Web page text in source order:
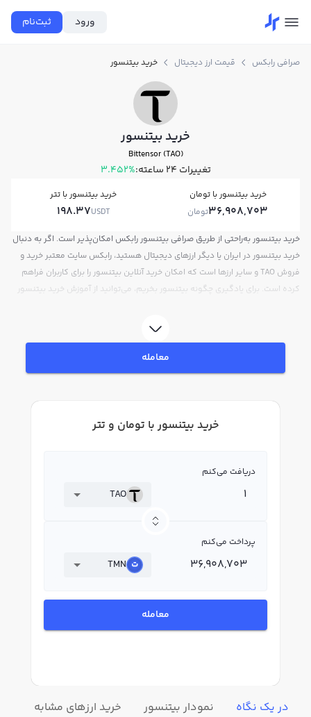
ورود ثبت‌نام
صرافی رابکس قیمت ارز دیجیتال خرید بیتنسور
خرید بیتنسور
Bittensor (TAO)
تغییرات ۲۴ ساعته: 3.452%
خرید بیتنسور با تومان
36,908,703تومان
خرید بیتنسور با تتر
198.37USDT
خرید بیتنسور به‌راحتی از طریق صرافی بیتنسور رابکس امکان‌پذیر است. اگر به دنبال
خرید بیتنسور در ایران یا دیگر ارزهای دیجیتال هستید، رابکس سایت معتبر خرید و
فروش TAO و سایر ارزها است که امکان خرید آنلاین بیتنسور را برای کاربران فراهم
کرده است. برای یادگیری چگونه بیتنسور بخریم، می‌توانید از آموزش خرید بیتنسور
بپردازید. در بازار رابکس، قیمت لحظه‌ای، نمودار و امکانات فروش بیتنسور نیز در
دسترس شما قرار دارد تا بتوانید تصمیمات بهتری در معاملات خود بگیرید.
معامله
خرید بیتنسور با تومان و تتر
دریافت می‌کنم
TAO
پرداخت می‌کنم
TMN
معامله
در یک نگاه نمودار بیتنسور خرید ارزهای مشابه